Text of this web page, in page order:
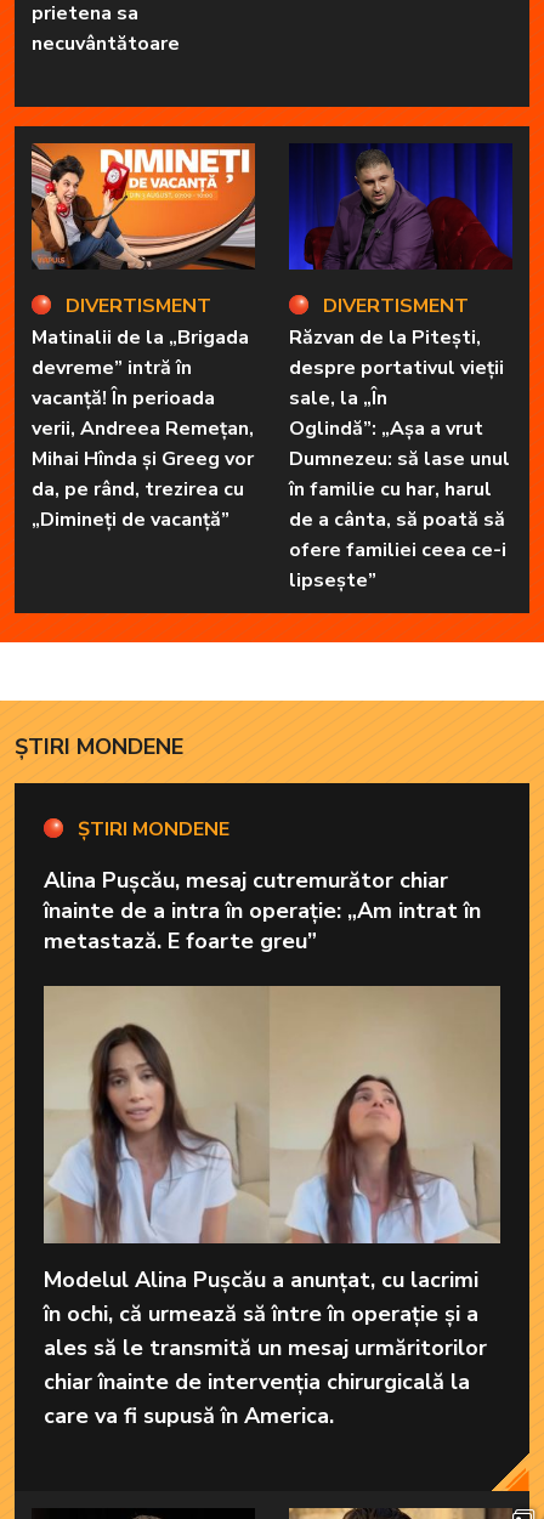
prietena sa
necuvântătoare
DIVERTISMENT
Matinalii de la „Brigada
devreme” intră în
vacanță! În perioada
verii, Andreea Remețan,
Mihai Hînda și Greeg vor
da, pe rând, trezirea cu
„Dimineți de vacanță”
DIVERTISMENT
Răzvan de la Pitești,
despre portativul vieții
sale, la „În
Oglindă”: „Așa a vrut
Dumnezeu: să lase unul
în familie cu har, harul
de a cânta, să poată să
ofere familiei ceea ce-i
lipsește”
ȘTIRI MONDENE
ȘTIRI MONDENE
Alina Pușcău, mesaj cutremurător chiar
înainte de a intra în operație: „Am intrat în
metastază. E foarte greu”
Modelul Alina Pușcău a anunțat, cu lacrimi
în ochi, că urmează să între în operație și a
ales să le transmită un mesaj urmăritorilor
chiar înainte de intervenția chirurgicală la
care va fi supusă în America.